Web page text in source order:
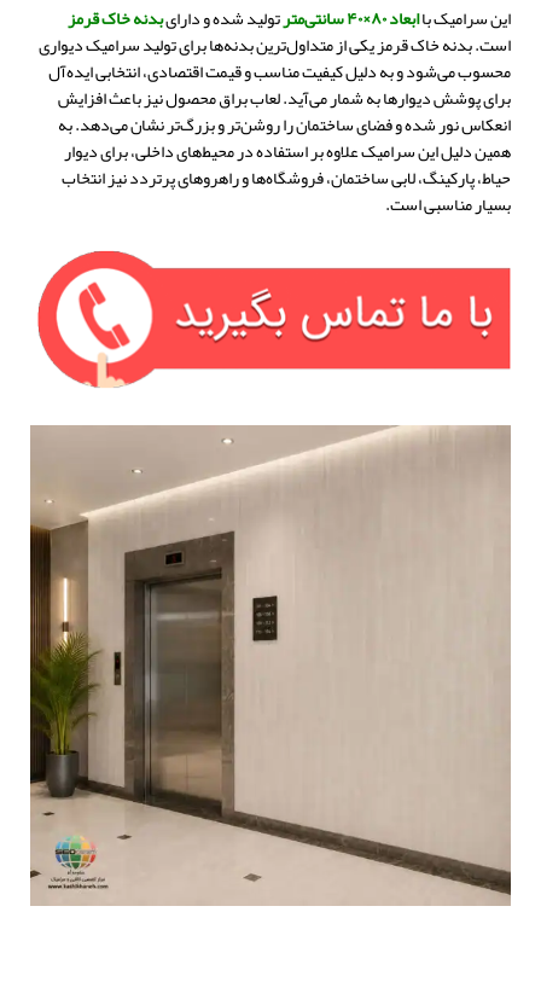
این سرامیک باابعاد ۸۰×۴۰ سانتی‌متر تولید شده و دارایبدنه خاک قرمز
است. بدنه خاک قرمز یکی از متداول‌ترین بدنه‌ها برای تولید سرامیک دیواری
محسوب می‌شود و به دلیل کیفیت مناسب و قیمت اقتصادی، انتخابی ایده‌آل
برای پوشش دیوارها به شمار می‌آید. لعاب براق محصول نیز باعث افزایش
انعکاس نور شده و فضای ساختمان را روشن‌تر و بزرگ‌تر نشان می‌دهد. به
همین دلیل این سرامیک علاوه بر استفاده در محیط‌های داخلی، برای دیوار
حیاط، پارکینگ، لابی ساختمان، فروشگاه‌ها و راهروهای پرتردد نیز انتخاب
بسیار مناسبی است.